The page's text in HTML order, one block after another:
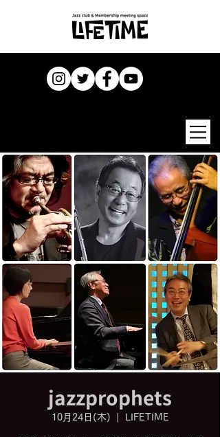
jazzprophets
10月24日(木) LIFETIME